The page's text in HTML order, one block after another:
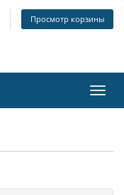
Просмотр корзины